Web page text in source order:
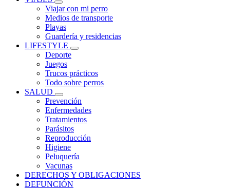
Viajar con mi perro
Medios de transporte
Playas
Guardería y residencias
LIFESTYLE
Deporte
Juegos
Trucos prácticos
Todo sobre perros
SALUD
Prevención
Enfermedades
Tratamientos
Parásitos
Reproducción
Higiene
Peluquería
Vacunas
DERECHOS Y OBLIGACIONES
DEFUNCIÓN